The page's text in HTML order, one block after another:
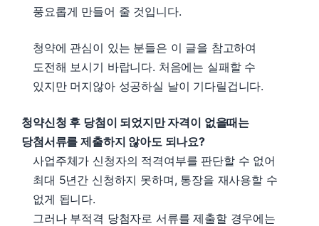
풍요롭게 만들어 줄 것입니다.
청약에 관심이 있는 분들은 이 글을 참고하여
도전해 보시기 바랍니다. 처음에는 실패할 수
있지만 머지않아 성공하실 날이 기다릴겁니다.
청약신청 후 당첨이 되었지만 자격이 없을때는
당첨서류를 제출하지 않아도 되나요?
사업주체가 신청자의 적격여부를 판단할 수 없어
최대 5년간 신청하지 못하며, 통장을 재사용할 수
없게 됩니다.
그러나 부적격 당첨자로 서류를 제출할 경우에는